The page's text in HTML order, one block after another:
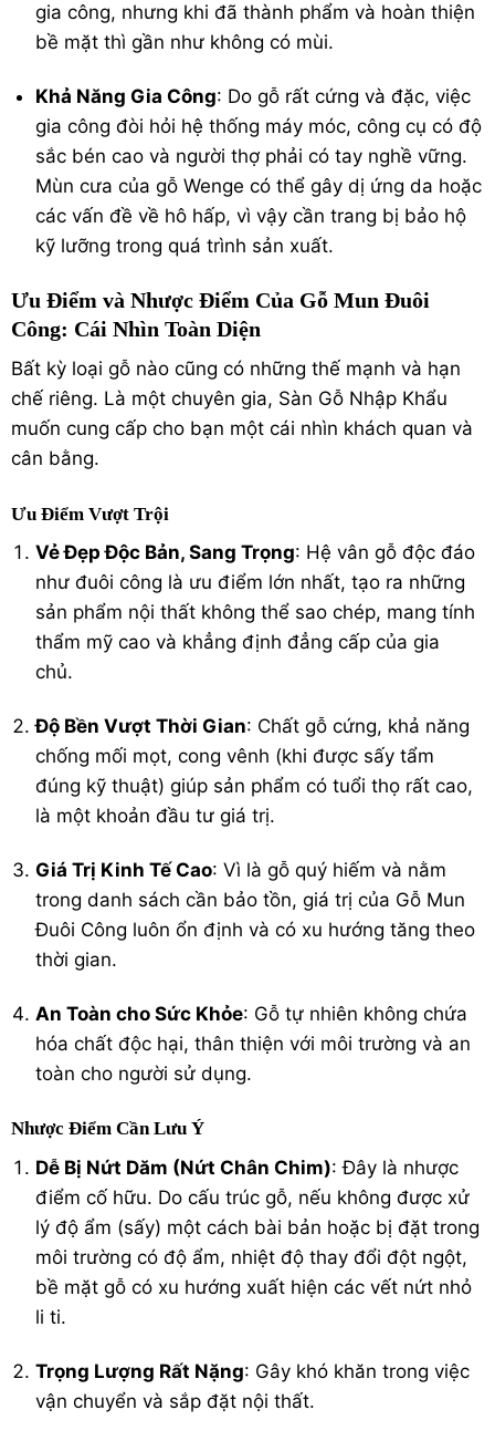
gia công, nhưng khi đã thành phẩm và hoàn thiện
bề mặt thì gần như không có mùi.
Khả Năng Gia Công: Do gỗ rất cứng và đặc, việc
gia công đòi hỏi hệ thống máy móc, công cụ có độ
sắc bén cao và người thợ phải có tay nghề vững.
Mùn cưa của gỗ Wenge có thể gây dị ứng da hoặc
các vấn đề về hô hấp, vì vậy cần trang bị bảo hộ
kỹ lưỡng trong quá trình sản xuất.
Ưu Điểm và Nhược Điểm Của Gỗ Mun Đuôi
Công: Cái Nhìn Toàn Diện
Bất kỳ loại gỗ nào cũng có những thế mạnh và hạn
chế riêng. Là một chuyên gia, Sàn Gỗ Nhập Khẩu
muốn cung cấp cho bạn một cái nhìn khách quan và
cân bằng.
Ưu Điểm Vượt Trội
Vẻ Đẹp Độc Bản, Sang Trọng: Hệ vân gỗ độc đáo
như đuôi công là ưu điểm lớn nhất, tạo ra những
sản phẩm nội thất không thể sao chép, mang tính
thẩm mỹ cao và khẳng định đẳng cấp của gia
chủ.
Độ Bền Vượt Thời Gian: Chất gỗ cứng, khả năng
chống mối mọt, cong vênh (khi được sấy tẩm
đúng kỹ thuật) giúp sản phẩm có tuổi thọ rất cao,
là một khoản đầu tư giá trị.
Giá Trị Kinh Tế Cao: Vì là gỗ quý hiếm và nằm
trong danh sách cần bảo tồn, giá trị của Gỗ Mun
Đuôi Công luôn ổn định và có xu hướng tăng theo
thời gian.
An Toàn cho Sức Khỏe: Gỗ tự nhiên không chứa
hóa chất độc hại, thân thiện với môi trường và an
toàn cho người sử dụng.
Nhược Điểm Cần Lưu Ý
Dễ Bị Nứt Dăm (Nứt Chân Chim): Đây là nhược
điểm cố hữu. Do cấu trúc gỗ, nếu không được xử
lý độ ẩm (sấy) một cách bài bản hoặc bị đặt trong
môi trường có độ ẩm, nhiệt độ thay đổi đột ngột,
bề mặt gỗ có xu hướng xuất hiện các vết nứt nhỏ
li ti.
Trọng Lượng Rất Nặng: Gây khó khăn trong việc
vận chuyển và sắp đặt nội thất.